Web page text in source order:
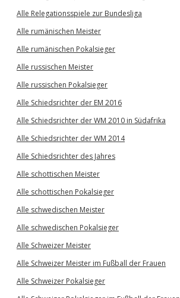
Alle Relegationsspiele zur Bundesliga
Alle rumänischen Meister
Alle rumänischen Pokalsieger
Alle russischen Meister
Alle russischen Pokalsieger
Alle Schiedsrichter der EM 2016
Alle Schiedsrichter der WM 2010 in Südafrika
Alle Schiedsrichter der WM 2014
Alle Schiedsrichter des Jahres
Alle schottischen Meister
Alle schottischen Pokalsieger
Alle schwedischen Meister
Alle schwedischen Pokalsieger
Alle Schweizer Meister
Alle Schweizer Meister im Fußball der Frauen
Alle Schweizer Pokalsieger